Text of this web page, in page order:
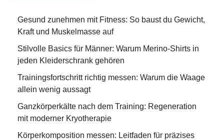
Gesund zunehmen mit Fitness: So baust du Gewicht,
Kraft und Muskelmasse auf
Stilvolle Basics für Männer: Warum Merino-Shirts in
jeden Kleiderschrank gehören
Trainingsfortschritt richtig messen: Warum die Waage
allein wenig aussagt
Ganzkörperkälte nach dem Training: Regeneration
mit moderner Kryotherapie
Körperkomposition messen: Leitfaden für präzises